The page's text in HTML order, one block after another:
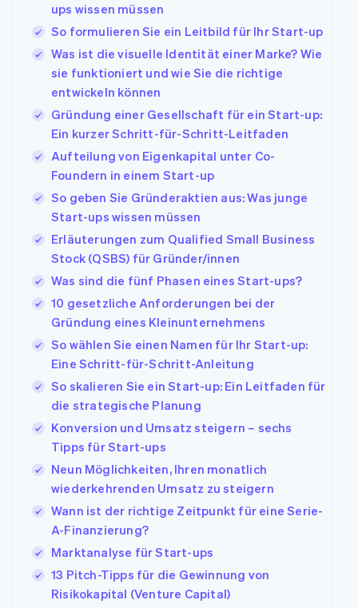
ups wissen müssen
So formulieren Sie ein Leitbild für Ihr Start-up
Was ist die visuelle Identität einer Marke? Wie
sie funktioniert und wie Sie die richtige
entwickeln können
Gründung einer Gesellschaft für ein Start-up:
Ein kurzer Schritt-für-Schritt-Leitfaden
Aufteilung von Eigenkapital unter Co-
Foundern in einem Start-up
So geben Sie Gründeraktien aus: Was junge
Start-ups wissen müssen
Erläuterungen zum Qualified Small Business
Stock (QSBS) für Gründer/innen
Was sind die fünf Phasen eines Start-ups?
10 gesetzliche Anforderungen bei der
Gründung eines Kleinunternehmens
So wählen Sie einen Namen für Ihr Start-up:
Eine Schritt-für-Schritt-Anleitung
So skalieren Sie ein Start-up: Ein Leitfaden für
die strategische Planung
Konversion und Umsatz steigern – sechs
Tipps für Start-ups
Neun Möglichkeiten, Ihren monatlich
wiederkehrenden Umsatz zu steigern
Wann ist der richtige Zeitpunkt für eine Serie-
A-Finanzierung?
Marktanalyse für Start-ups
13 Pitch-Tipps für die Gewinnung von
Risikokapital (Venture Capital)
Australien
Belgien
NederlandsFrançais DeutschEnglish
Brasilien
Português English
English
Dänemark
English
Deutschland
Deutsch English
Estland
English
Festlandchina
简体中文English
Finnland
EnglishSvenska
Frankreich
Français English
Gibraltar